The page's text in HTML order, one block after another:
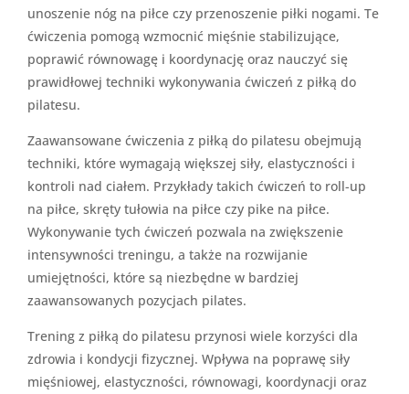
unoszenie nóg na piłce czy przenoszenie piłki nogami. Te
ćwiczenia pomogą wzmocnić mięśnie stabilizujące,
poprawić równowagę i koordynację oraz nauczyć się
prawidłowej techniki wykonywania ćwiczeń z piłką do
pilatesu.
Zaawansowane ćwiczenia z piłką do pilatesu obejmują
techniki, które wymagają większej siły, elastyczności i
kontroli nad ciałem. Przykłady takich ćwiczeń to roll-up
na piłce, skręty tułowia na piłce czy pike na piłce.
Wykonywanie tych ćwiczeń pozwala na zwiększenie
intensywności treningu, a także na rozwijanie
umiejętności, które są niezbędne w bardziej
zaawansowanych pozycjach pilates.
Trening z piłką do pilatesu przynosi wiele korzyści dla
zdrowia i kondycji fizycznej. Wpływa na poprawę siły
mięśniowej, elastyczności, równowagi, koordynacji oraz